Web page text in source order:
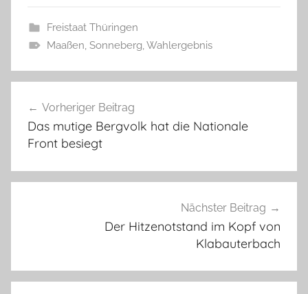
Freistaat Thüringen
Maaßen, Sonneberg,Wahlergebnis
Vorheriger Beitrag
Das mutige Bergvolk hat die Nationale
Front besiegt
Nächster Beitrag
Der Hitzenotstand im Kopf von
Klabauterbach